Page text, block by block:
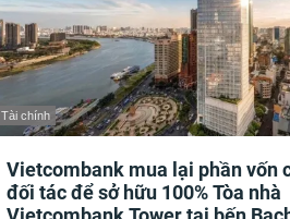
Tài chính
Vietcombank mua lại phần vốn
đối tác để sở hữu 100% Tòa nhà